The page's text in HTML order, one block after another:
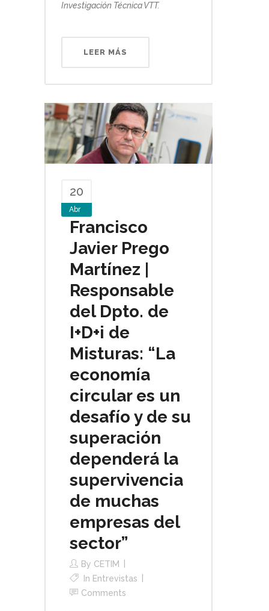
Investigación Técnica VTT.
LEER MÁS
20
Abr
Francisco
Javier Prego
Martínez |
Responsable
del Dpto. de
I+D+i de
Misturas: “La
economía
circular es un
desafío y de su
superación
dependerá la
supervivencia
de muchas
empresas del
sector”
By CETIM
In Entrevistas
Comments